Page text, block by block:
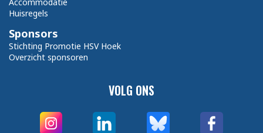
VOLG ONS
Accommodatie
Huisregels
Sponsors
Stichting Promotie HSV Hoek
Overzicht sponsoren